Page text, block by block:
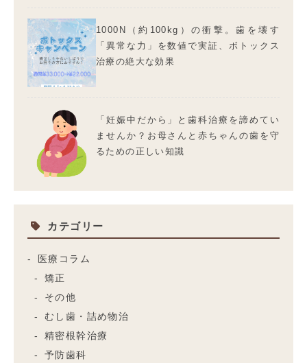
1000N（約100kg）の衝撃。歯を壊す
「異常な力」を数値で実証、ボトックス
治療の絶大な効果
「妊娠中だから」と歯科治療を諦めてい
ませんか？お母さんと赤ちゃんの歯を守
るための正しい知識
カテゴリー
医療コラム
矯正
その他
むし歯・詰め物治
精密根幹治療
予防歯科